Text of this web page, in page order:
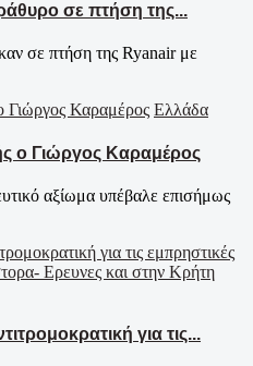
σε πτήση της...
σε πτήση της Ryanair με
Ελλάδα
ο Γιώργος Καραμέρος
αξίωμα υπέβαλε επισήμως
για τις...